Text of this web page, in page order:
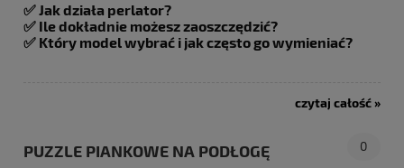
✅Jak działa perlator?
✅ Ile dokładnie możesz zaoszczędzić?
✅ Który model wybrać i jak często go wymieniać?
czytaj całość »
PUZZLE PIANKOWE NA PODŁOGĘ 0